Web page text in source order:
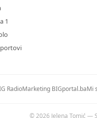
1
RadioMarketing BIGportal.baMi
© 2026 Jelena Tomić —